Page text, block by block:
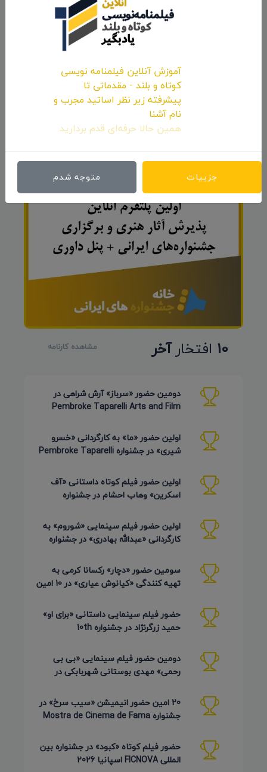
تبلیغات رزرو و تعرفه
10 افتخارآخر مشاهده کارنامه
دومین حضور «سرباز» آرش شراهی در
Pembroke Taparelli Arts and Film
اولین حضور «ما» به کارگردانی «خسرو
شیری» در جشنواره Pembroke Taparelli
اولین حضور فیلم کوتاه داستانی «آف
اسکرین» وهاب احشام در جشنواره
اولین حضور فیلم سینمایی «شوروم» به
کارگردانی «عبدالله بهادری» در جشنواره
سومین حضور «دچار» رکسانا کرمی به
تهیه کنندگی «کیانوش عیاری» در 10 امین
حضور فیلم سینمایی داستانی «برای او»
حمید زرگرنژاد در جشنواره 10th
دومین حضور فیلم سینمایی «بی بی
رحمی» مهدی بوستانی شهربابکی در
20 امین حضور انیمیشن «سیب سرخ» در
جشنواره Mostra de Cinema de Fama
حضور فیلم کوتاه «کبود» در جشنواره بین
المللی FICNOVA اسپانیا 2026
آموزش آنلاین فیلمنامه نویسی
کوتاه و بلند - مقدماتی تا
پیشرفته زیر نظر اساتید مجرب و
نام آشنا
همین حالا حرفه‌ای قدم بردارید.
جزییات متوجه شدم